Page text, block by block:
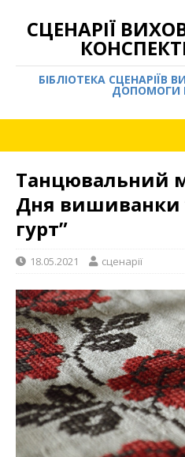
СЦЕНАРІЇ
БІБЛІОТЕКА СЦЕНАРІЇВ
ДОПОМОГИ
Танцювальний
Дня вишиванки
гурт”
18.05.2021 сценарії